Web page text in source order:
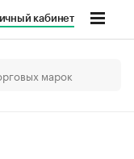
кабинет